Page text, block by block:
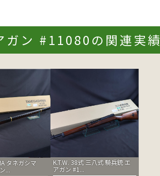
ン #11080の関連実績
タネガシマ
...
K.T.W. 38式 三八式 騎兵銃 エ
アガン #1...